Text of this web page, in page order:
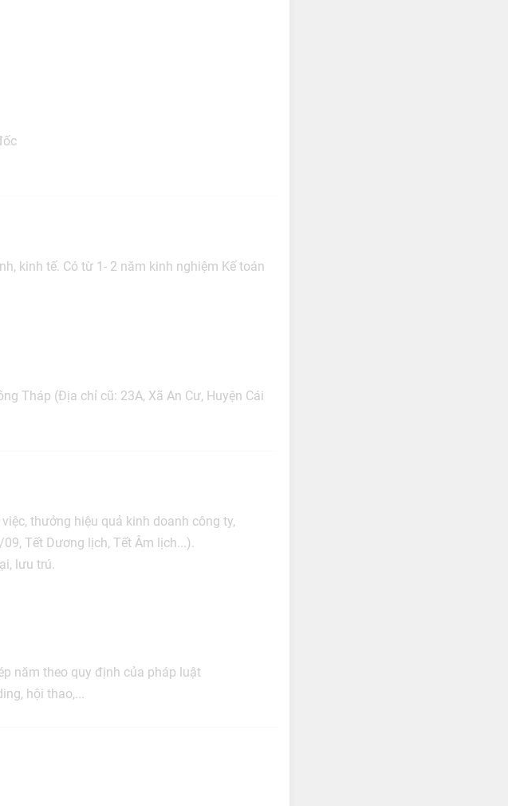
kinh tế. Có từ 1- 2 năm kinh nghiệm Kế toán
Tháp (Địa chỉ cũ: 23A, Xã An Cư, Huyện Cái
thưởng hiệu quả kinh doanh công ty,
Tết Dương lịch, Tết Âm lịch...).
lưu trú.
năm theo quy định của pháp luật
hội thao,...